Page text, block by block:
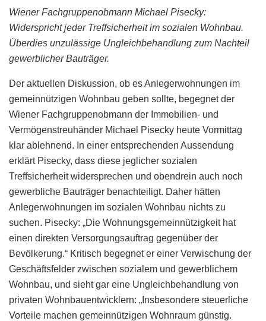
Wiener Fachgruppenobmann Michael Pisecky:
Widerspricht jeder Treffsicherheit im sozialen Wohnbau.
Überdies unzulässige Ungleichbehandlung zum Nachteil
gewerblicher Bauträger.
Der aktuellen Diskussion, ob es Anlegerwohnungen im
gemeinnützigen Wohnbau geben sollte, begegnet der
Wiener Fachgruppenobmann der Immobilien- und
Vermögenstreuhänder Michael Pisecky heute Vormittag
klar ablehnend. In einer entsprechenden Aussendung
erklärt Pisecky, dass diese jeglicher sozialen
Treffsicherheit widersprechen und obendrein auch noch
gewerbliche Bauträger benachteiligt. Daher hätten
Anlegerwohnungen im sozialen Wohnbau nichts zu
suchen. Pisecky: „Die Wohnungsgemeinnützigkeit hat
einen direkten Versorgungsauftrag gegenüber der
Bevölkerung.“ Kritisch begegnet er einer Verwischung der
Geschäftsfelder zwischen sozialem und gewerblichem
Wohnbau, und sieht gar eine Ungleichbehandlung von
privaten Wohnbauentwicklern: „Insbesondere steuerliche
Vorteile machen gemeinnützigen Wohnraum günstig.